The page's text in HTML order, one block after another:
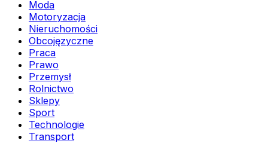
Moda
Motoryzacja
Nieruchomości
Obcojęzyczne
Praca
Prawo
Przemysł
Rolnictwo
Sklepy
Sport
Technologie
Transport